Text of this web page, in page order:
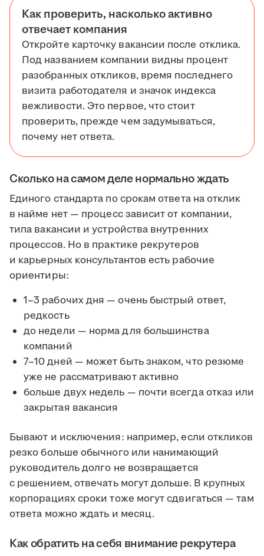
Как проверить, насколько активно
отвечает компания
Откройте карточку вакансии после отклика.
Под названием компании видны процент
разобранных откликов, время последнего
визита работодателя и значок индекса
вежливости. Это первое, что стоит
проверить, прежде чем задумываться,
почему нет ответа.
Сколько на самом деле нормально ждать
Единого стандарта по срокам ответа на отклик
в найме нет — процесс зависит от компании,
типа вакансии и устройства внутренних
процессов. Но в практике рекрутеров
и карьерных консультантов есть рабочие
ориентиры:
1–3 рабочих дня — очень быстрый ответ,
редкость
до недели — норма для большинства
компаний
7–10 дней — может быть знаком, что резюме
уже не рассматривают активно
больше двух недель — почти всегда отказ или
закрытая вакансия
Бывают и исключения: например, если откликов
резко больше обычного или нанимающий
руководитель долго не возвращается
с решением, отвечать могут дольше. В крупных
корпорациях сроки тоже могут сдвигаться — там
ответа можно ждать и месяц.
Как обратить на себя внимание рекрутера